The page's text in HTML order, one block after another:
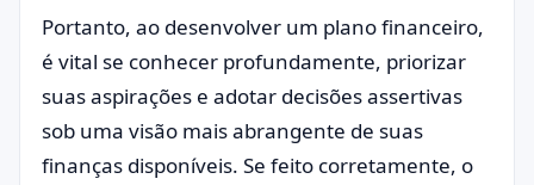
Portanto, ao desenvolver um plano financeiro,
é vital se conhecer profundamente, priorizar
suas aspirações e adotar decisões assertivas
sob uma visão mais abrangente de suas
finanças disponíveis. Se feito corretamente, o